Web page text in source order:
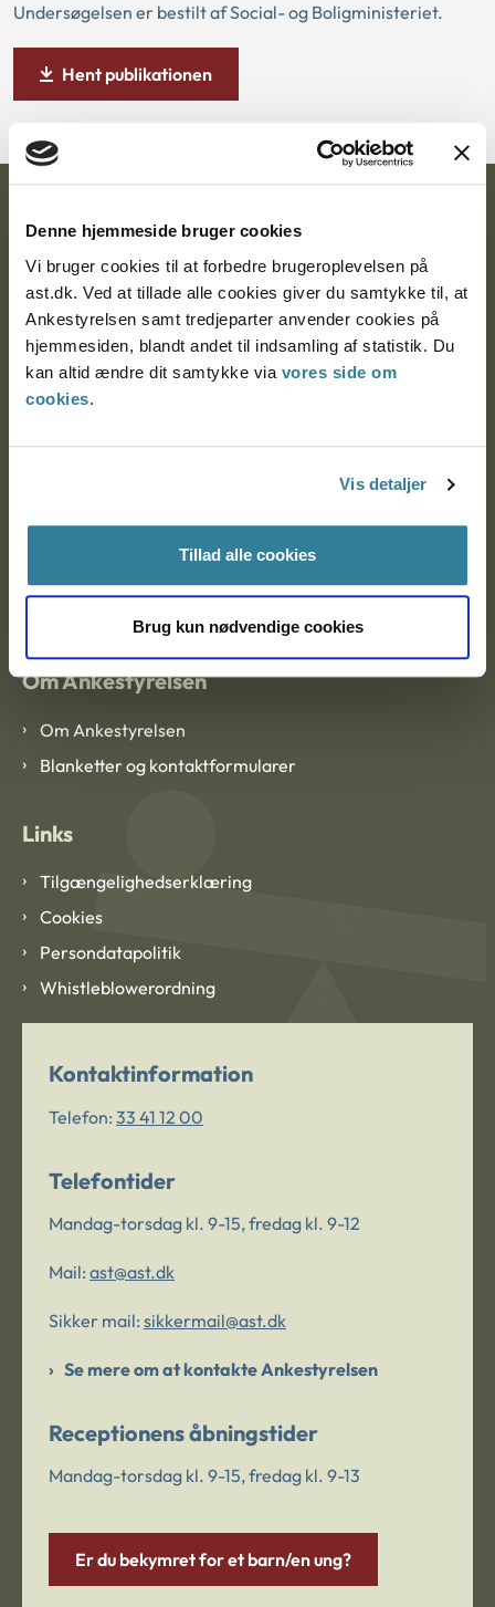
Denne hjemmeside bruger cookies
Vi bruger cookies til at forbedre brugeroplevelsen på
ast.dk. Ved at tillade alle cookies giver du samtykke til, at
Ankestyrelsen samt tredjeparter anvender cookies på
hjemmesiden, blandt andet til indsamling af statistik. Du
kan altid ændre dit samtykke via vores side om
cookies.
Vis detaljer
Tillad alle cookies
Brug kun nødvendige cookies
Undersøgelsen er bestilt af Social- og Boligministeriet.
Hent publikationen
Postadresse:
9000 Aalborg
CVR: 1007 4002
Om Ankestyrelsen
Om Ankestyrelsen
Blanketter og kontaktformularer
Links
Tilgængelighedserklæring
Cookies
Persondatapolitik
Whistleblowerordning
Kontaktinformation
Telefon: 33 41 12 00
Telefontider
Mandag-torsdag kl. 9-15, fredag kl. 9-12
Mail: ast@ast.dk
Sikker mail: sikkermail@ast.dk
Se mere om at kontakte Ankestyrelsen
Receptionens åbningstider
Mandag-torsdag kl. 9-15, fredag kl. 9-13
Er du bekymret for et barn/en ung?